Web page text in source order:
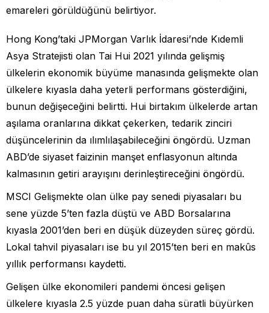
emareleri görüldüğünü belirtiyor.
Hong Kong’taki JPMorgan Varlık İdaresi’nde Kıdemli
Asya Stratejisti olan Tai Hui 2021 yılında gelişmiş
ülkelerin ekonomik büyüme manasında gelişmekte olan
ülkelere kıyasla daha yeterli performans gösterdiğini,
bunun değişeceğini belirtti. Hui birtakım ülkelerde artan
aşılama oranlarına dikkat çekerken, tedarik zinciri
düşüncelerinin da ılımlılaşabileceğini öngördü. Uzman
ABD’de siyaset faizinin manşet enflasyonun altında
kalmasının getiri arayışını derinleştireceğini öngördü.
MSCI Gelişmekte olan ülke pay senedi piyasaları bu
sene yüzde 5’ten fazla düştü ve ABD Borsalarına
kıyasla 2001’den beri en düşük düzeyden süreç gördü.
Lokal tahvil piyasaları ise bu yıl 2015’ten beri en makûs
yıllık performansı kaydetti.
Gelişen ülke ekonomileri pandemi öncesi gelişen
ülkelere kıyasla 2.5 yüzde puan daha süratli büyürken